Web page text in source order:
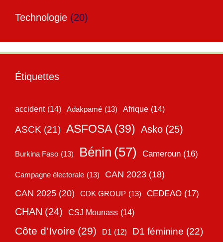
Technologie (20)
Étiquettes
accident (14) Adakpamé (13) Afrique (14)
ASCK (21) ASFOSA (39) Asko (25)
Burkina Faso (13) Bénin (57) Cameroun (16)
Campagne électorale (13) CAN 2023 (18)
CAN 2025 (20) CDK GROUP (13) CEDEAO (17)
CHAN (24) CSJ Mounass (14)
Côte d’Ivoire (29) D1 (12) D1 féminine (22)